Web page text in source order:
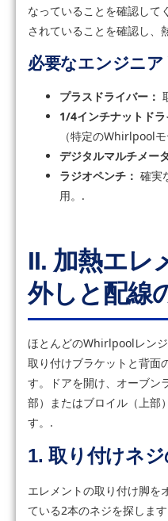
なっていることを確認して
されていることを確認し、
必要なエンジニ
プラスドライバー：
1/4インチナットドラ
（特定のWhirlpool
デジタルマルチメー
ラジオペンチ： 確実
用。.
II. 加熱エレ
外しと配線
ほとんどのWhirlpoolレンジ
取り付けブラケットと背面
す。ドアを開け、オーブン
部）またはブロイル（上部
す。.
1. 取り付けネ
エレメントの取り付け脚を
ている2本のネジを探しま